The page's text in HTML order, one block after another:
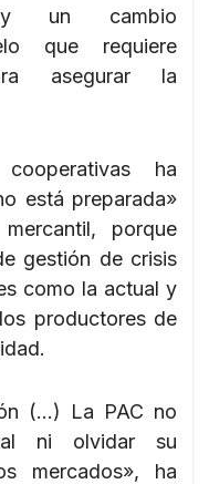
y un cambio
que requiere
asegurar la
ha
está preparada»
porque
gestión de crisis
como la actual y
productores de
(…) La PAC no
ni olvidar su
mercados», ha